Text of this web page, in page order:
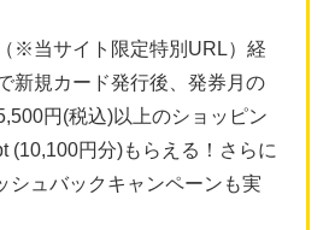
（※当サイト限定特別URL）経
新規カード発行後、発券月の
円(税込)以上のショッピン
(10,100円分)もらえる！さらに
シュバックキャンペーンも実